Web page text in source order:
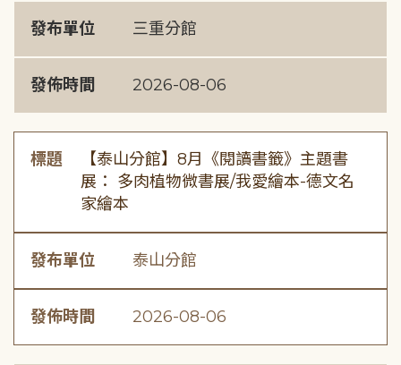
發布單位 三重分館
發佈時間 2026-08-06
標題
【泰山分館】8月《閱讀書籤》主題書
展： 多肉植物微書展/我愛繪本-德文名
家繪本
發布單位 泰山分館
發佈時間 2026-08-06